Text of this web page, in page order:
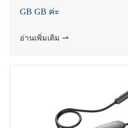
GB GB ค่ะ
อ่านเพิ่มเติม 
WhatsApp (如 +85291234567)